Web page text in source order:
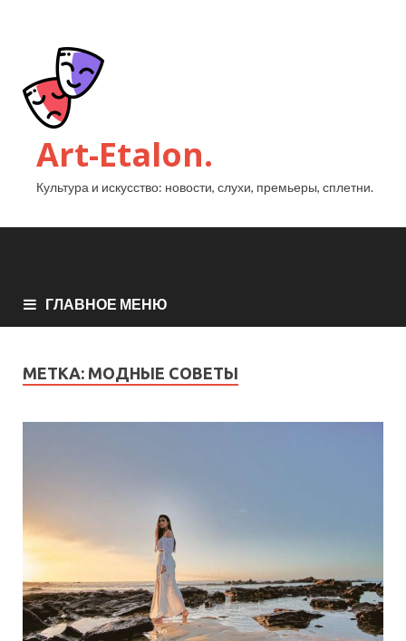
Art-Etalon.
Культура и искусство: новости, слухи, премьеры, сплетни.
ГЛАВНОЕ МЕНЮ
МЕТКА: МОДНЫЕ СОВЕТЫ